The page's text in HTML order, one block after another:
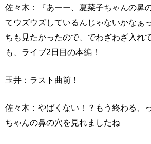
佐々木：『あーー、夏菜子ちゃんの鼻
てウズウズしているんじゃないかなぁ
ちも見たかったので、でわざわざ入れ
も、ライブ2日目の本編！
玉井：ラスト曲前！
佐々木：やばくない！？もう終わる、
ちゃんの鼻の穴を見れましたね